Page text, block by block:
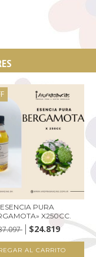
ESENCIA PURA
X250CC.
$24.819